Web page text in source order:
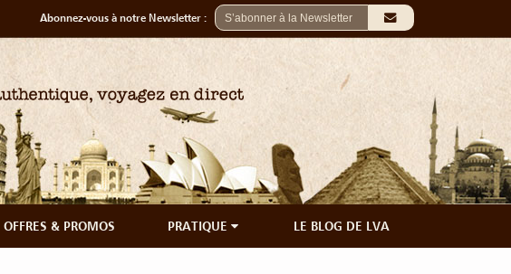
Abonnez-vous à notre Newsletter :
OFFRES & PROMOS PRATIQUE LE BLOG DE LVA